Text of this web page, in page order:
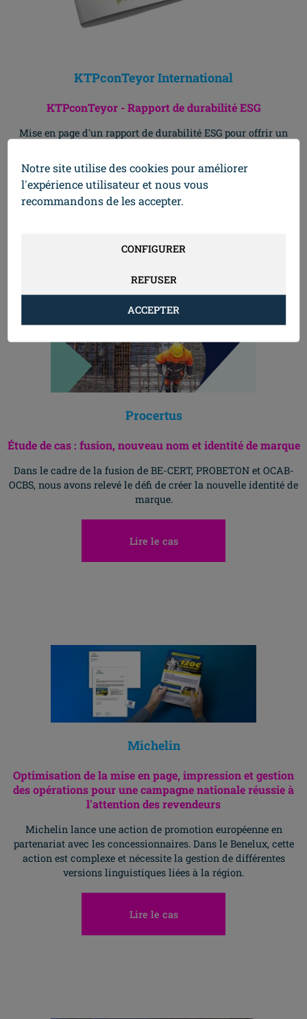
KTPconTeyor International
KTPconTeyor - Rapport de durabilité ESG
Mise en page d'un rapport de durabilité ESG pour offrir un
l'année écoulée.
Lire le cas
Procertus
Étude de cas : fusion, nouveau nom et identité de marque
Dans le cadre de la fusion de BE-CERT, PROBETON et OCAB-
OCBS, nous avons relevé le défi de créer la nouvelle identité de
marque.
Lire le cas
Michelin
Optimisation de la mise en page, impression et gestion
des opérations pour une campagne nationale réussie à
l'attention des revendeurs
Michelin lance une action de promotion européenne en
partenariat avec les concessionnaires. Dans le Benelux, cette
action est complexe et nécessite la gestion de différentes
versions linguistiques liées à la région.
Lire le cas
Notre site utilise des cookies pour améliorer
l'expérience utilisateur et nous vous
recommandons de les accepter.
CONFIGURER
REFUSER
ACCEPTER